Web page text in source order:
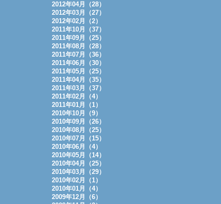
2012年04月（28）
2012年03月（27）
2012年02月（2）
2011年10月（37）
2011年09月（25）
2011年08月（28）
2011年07月（36）
2011年06月（30）
2011年05月（25）
2011年04月（35）
2011年03月（37）
2011年02月（4）
2011年01月（1）
2010年10月（9）
2010年09月（26）
2010年08月（25）
2010年07月（15）
2010年06月（4）
2010年05月（14）
2010年04月（25）
2010年03月（29）
2010年02月（1）
2010年01月（4）
2009年12月（6）